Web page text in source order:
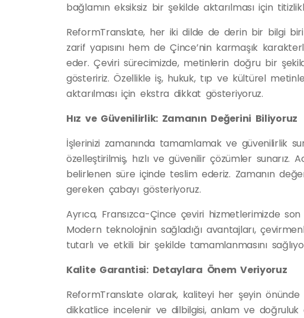
bağlamın eksiksiz bir şekilde aktarılması için
ReformTranslate, her iki dilde de derin bir bilgi
zarif yapısını hem de Çince’nin karmaşık
eder. Çeviri sürecimizde, metinlerin doğru bir
gösteririz. Özellikle iş, hukuk, tıp ve kültürel
aktarılması için ekstra dikkat gösteriyoruz.
Hız ve Güvenilirlik: Zamanın Değerini Biliyoruz
İşlerinizi zamanında tamamlamak ve güvenilirlik
özelleştirilmiş, hızlı ve güvenilir çözümler
belirlenen süre içinde teslim ederiz. Zamanın
gereken çabayı gösteriyoruz.
Ayrıca, Fransızca-Çince çeviri hizmetlerimizde
Modern teknolojinin sağladığı avantajları,
tutarlı ve etkili bir şekilde tamamlanmasını
Kalite Garantisi: Detaylara Önem Veriyoruz
ReformTranslate olarak, kaliteyi her şeyin
dikkatlice incelenir ve dilbilgisi, anlam ve doğruluk